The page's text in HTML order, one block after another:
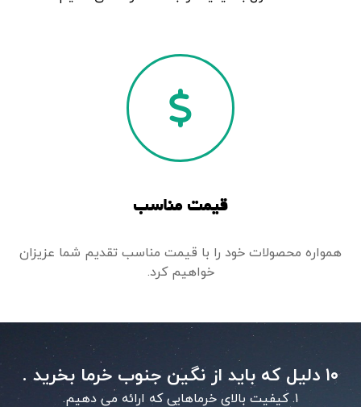
قیمت مناسب
همواره محصولات خود را با قیمت مناسب تقدیم شما عزیزان
خواهیم کرد.
۱۰ دلیل که باید از نگین جنوب خرما بخرید .
۱. کیفیت بالای خرماهایی که ارائه می دهیم.